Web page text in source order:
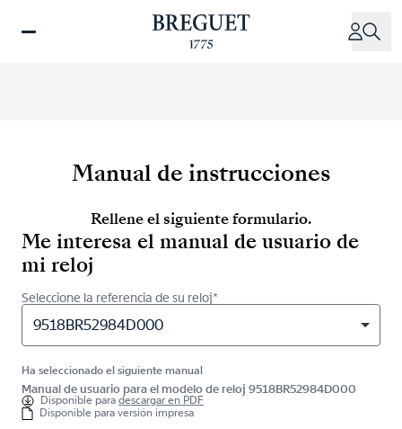
Manual de instrucciones
Rellene el siguiente formulario.
Me interesa el manual de usuario de
mi reloj
Seleccione la referencia de su reloj*
9518BR52984D000
Ha seleccionado el siguiente manual
Manual de usuario para el modelo de reloj 9518BR52984D000
Disponible paradescargar en PDF
Disponible para versión impresa